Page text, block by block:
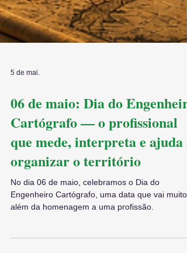
5 de mai.
06 de maio: Dia do Engenheiro
Cartógrafo — o profissional
que mede, interpreta e ajuda a
organizar o território
No dia 06 de maio, celebramos o Dia do
além da homenagem a uma profissão.